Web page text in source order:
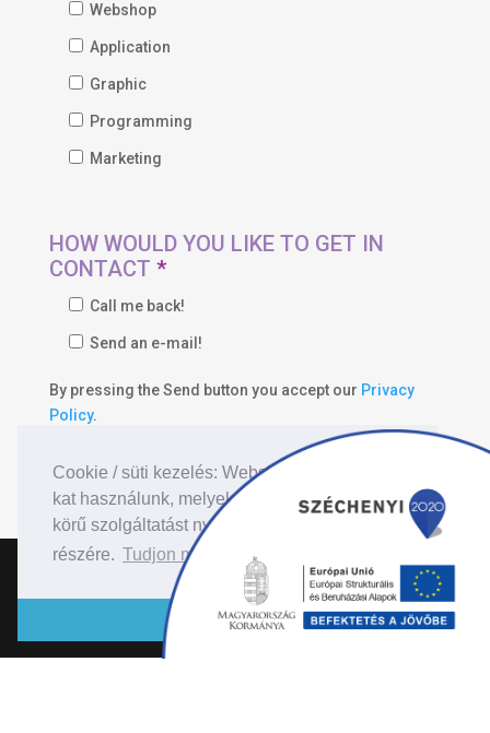
Cookie / süti kezelés: Website-unkon cookie-
kat használunk, melyek célja, hogy teljes
körű szolgáltatást nyújtsunk látogatóink
részére. Tudjon meg többet...
Rendben
Webshop
Application
Graphic
Programming
Marketing
HOW WOULD YOU LIKE TO GET IN
CONTACT *
Call me back!
Send an e-mail!
By pressing the Send button you accept our Privacy
Policy.
Minden jog fenntartva © 2026 |PÁLYÁZAT
Adatkezelési Tájékoztató| Webdesign:Carbon
Web Kft.